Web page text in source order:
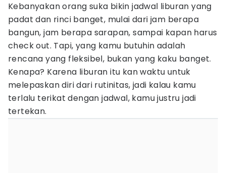
Kebanyakan orang suka bikin jadwal liburan yang
padat dan rinci banget, mulai dari jam berapa
bangun, jam berapa sarapan, sampai kapan harus
check out. Tapi, yang kamu butuhin adalah
rencana yang fleksibel, bukan yang kaku banget.
Kenapa? Karena liburan itu kan waktu untuk
melepaskan diri dari rutinitas, jadi kalau kamu
terlalu terikat dengan jadwal, kamu justru jadi
tertekan.